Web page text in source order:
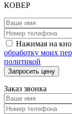
КОВЕР
Нажимая на
обработку моих
политикой
Запросить цену
Заказ звонка